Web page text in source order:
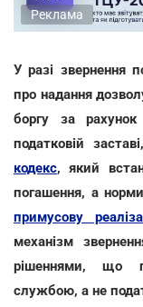
Реклама
У разі звернення
про надання
боргу за
податковій
кодекс, який
погашення, а
примусову
механізм
рішеннями, що
службою, а не